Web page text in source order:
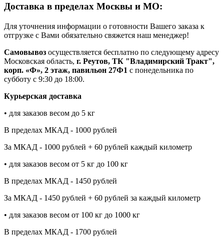
Доставка в пределах Москвы и МО:
Для уточнения информации о готовности Вашего заказа к
отгрузке с Вами обязательно свяжется наш менеджер!
Самовывоз осуществляется бесплатно по следующему адресу
Московская область, г. Реутов, ТК "Владимирский Тракт",
корп. «Ф», 2 этаж, павильон 27Ф1 с понедельника по
субботу с 9:30 до 18:00.
Курьерская доставка
• для заказов весом до 5 кг
В пределах МКАД - 1000 рублей
За МКАД - 1000 рублей + 60 рублей каждый километр
• для заказов весом от 5 кг до 100 кг
В пределах МКАД - 1450 рублей
За МКАД - 1450 рублей + 60 рублей за каждый километр
• для заказов весом от 100 кг до 1000 кг
В пределах МКАД - 1700 рублей